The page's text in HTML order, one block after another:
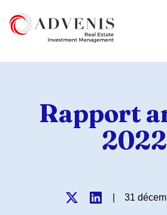
Rapport
2022
31